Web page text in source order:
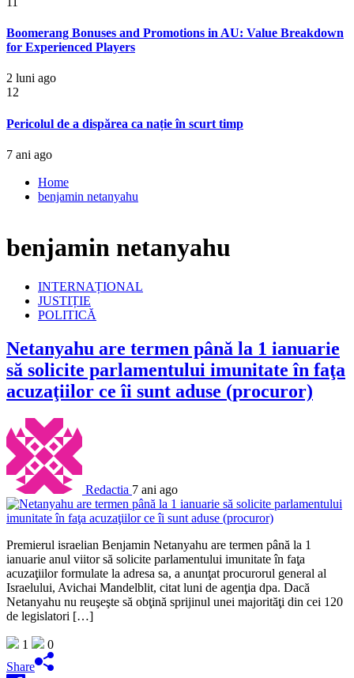
Boomerang Bonuses and Promotions in AU: Value Breakdown
for Experienced Players
2 luni ago
12
Pericolul de a dispărea ca nație în scurt timp
7 ani ago
Home
benjamin netanyahu
benjamin netanyahu
INTERNAȚIONAL
JUSTIȚIE
POLITICĂ
Netanyahu are termen până la 1 ianuarie
să solicite parlamentului imunitate în faţa
acuzaţiilor ce îi sunt aduse (procuror)
Redactia 7 ani ago
Premierul israelian Benjamin Netanyahu are termen până la 1
ianuarie anul viitor să solicite parlamentului imunitate în faţa
acuzaţiilor formulate la adresa sa, a anunţat procurorul general al
Israelului, Avichai Mandelblit, citat luni de agenţia dpa. Dacă
Netanyahu nu reuşeşte să obţină sprijinul unei majorităţi din cei 120
de legislatori […]
1
0
Share